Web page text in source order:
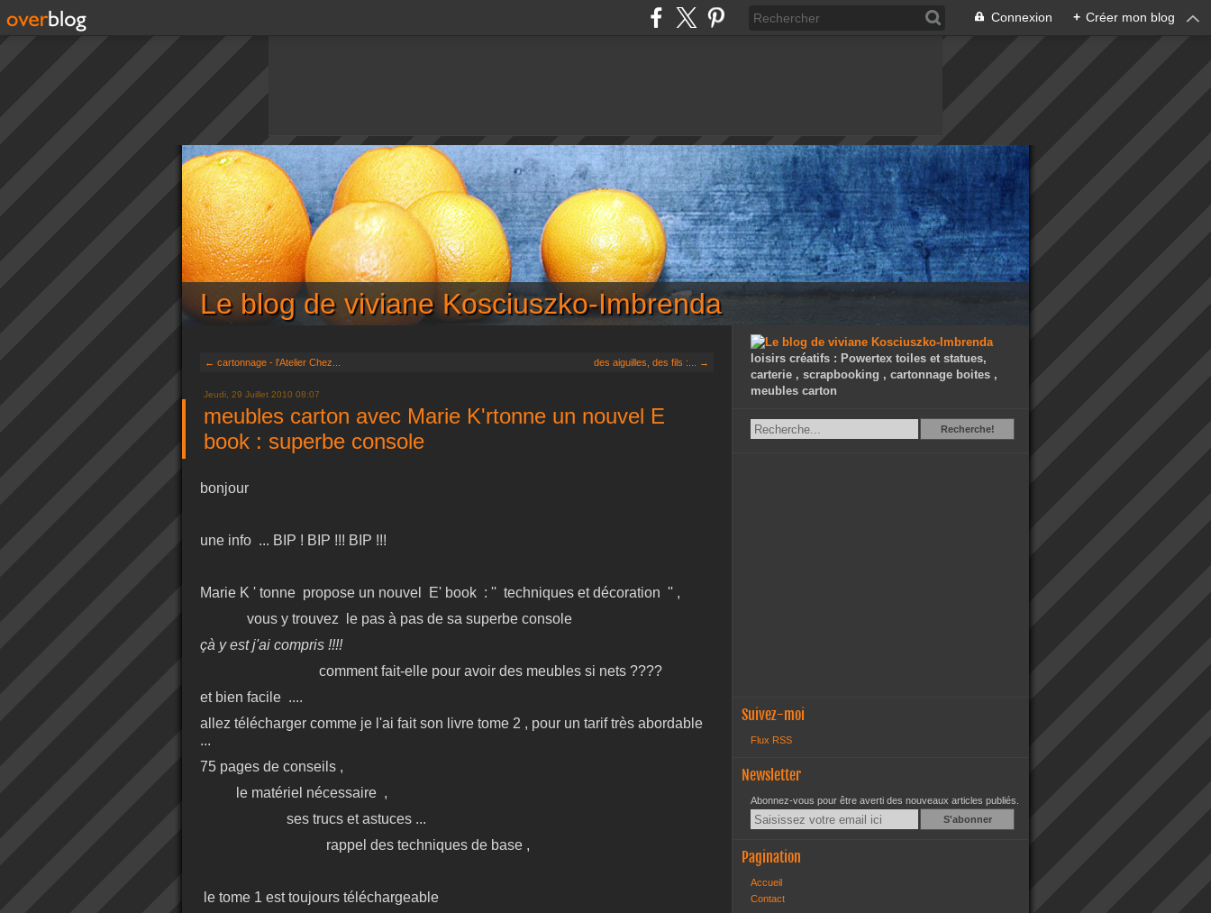
Connexion + Créer mon blog
Le blog de viviane Kosciuszko-Imbrenda
← cartonnage - l'Atelier Chez... des aiguilles, des fils :... →
Jeudi, 29 Juillet 2010 08:07
meubles carton avec Marie K'rtonne un nouvel E
book : superbe console
bonjour
une info ... BIP ! BIP !!! BIP !!!
Marie K ' tonne propose un nouvel E' book : '' techniques et décoration '' ,
vous y trouvez le pas à pas de sa superbe console
çà y est j'ai compris !!!!
comment fait-elle pour avoir des meubles si nets ????
et bien facile ....
allez télécharger comme je l'ai fait son livre tome 2 , pour un tarif très abordable
...
75 pages de conseils ,
le matériel nécessaire ,
ses trucs et astuces ...
rappel des techniques de base ,
le tome 1 est toujours téléchargeable
loisirs créatifs : Powertex toiles et statues,
carterie , scrapbooking , cartonnage boites ,
meubles carton
RechercheRecherche!
Suivez-moi
Flux RSS
Newsletter
Abonnez-vous pour être averti des nouveaux articles publiés.
Email
Pagination
Accueil
Contact